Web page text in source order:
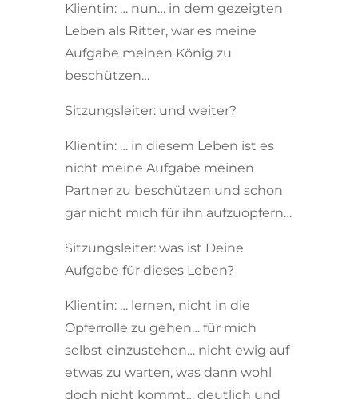
Klientin: … nun… in dem gezeigten
Leben als Ritter, war es meine
Aufgabe meinen König zu
beschützen…
Sitzungsleiter: und weiter?
Klientin: … in diesem Leben ist es
nicht meine Aufgabe meinen
Partner zu beschützen und schon
gar nicht mich für ihn aufzuopfern…
Sitzungsleiter: was ist Deine
Aufgabe für dieses Leben?
Klientin: … lernen, nicht in die
Opferrolle zu gehen… für mich
selbst einzustehen… nicht ewig auf
etwas zu warten, was dann wohl
doch nicht kommt… deutlich und